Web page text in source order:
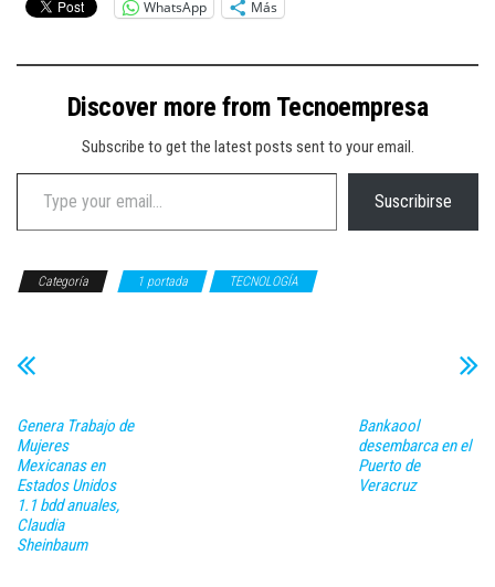
WhatsApp Más
Discover more from Tecnoempresa
Subscribe to get the latest posts sent to your email.
Type your email…
Suscribirse
Categoría 1 portada TECNOLOGÍA
Genera Trabajo de
Mujeres
Mexicanas en
Estados Unidos
1.1 bdd anuales,
Claudia
Sheinbaum
Bankaool
desembarca en el
Puerto de
Veracruz